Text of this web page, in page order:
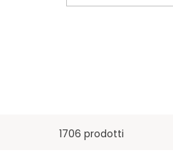
1706 prodotti